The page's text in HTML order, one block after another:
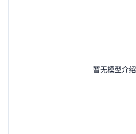
暂无模型介绍